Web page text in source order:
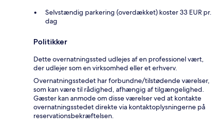
Selvstændig parkering (overdækket) koster 33 EUR pr.
dag
Politikker
Dette overnatningssted udlejes af en professionel vært,
der udlejer som en virksomhed eller et erhverv.
Overnatningsstedet har forbundne/tilstødende værelser,
som kan være til rådighed, afhængig af tilgængelighed.
Gæster kan anmode om disse værelser ved at kontakte
overnatningsstedet direkte via kontaktoplysningerne på
reservationsbekræftelsen.